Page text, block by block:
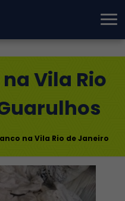
Vila Rio
na Vila Rio de Janeiro